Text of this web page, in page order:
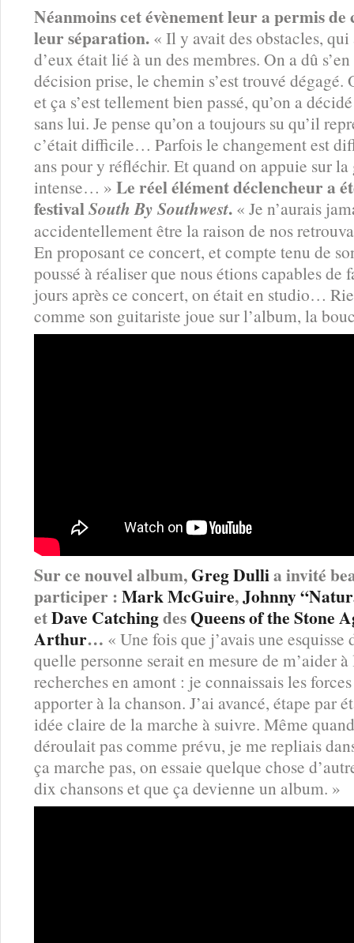
Néanmoins cet évènement leur a permis
leur séparation. « Il y avait des obstacles,
d’eux était lié à un des membres. On a dû
décision prise, le chemin s’est trouvé
et ça s’est tellement bien passé, qu’on a
sans lui. Je pense qu’on a toujours su qu’il
c’était difficile… Parfois le changement est
ans pour y réfléchir. Et quand on appuie sur la
intense… » Le réel élément déclencheur a
festivalSouth By Southwest. « Je n’aurais
accidentellement être la raison de nos
En proposant ce concert, et compte tenu de
poussé à réaliser que nous étions capables
jours après ce concert, on était en studio…
comme son guitariste joue sur l’album, la
Sur ce nouvel album,Greg Dullia invité
participer :Mark McGuire,Johnny
etDave CatchingdesQueens of the Stone
Arthur… « Une fois que j’avais une
quelle personne serait en mesure de m’aider
recherches en amont : je connaissais les
apporter à la chanson. J’ai avancé, étape par
idée claire de la marche à suivre. Même
déroulait pas comme prévu, je me repliais
ça marche pas, on essaie quelque chose
dix chansons et que ça devienne un album. »